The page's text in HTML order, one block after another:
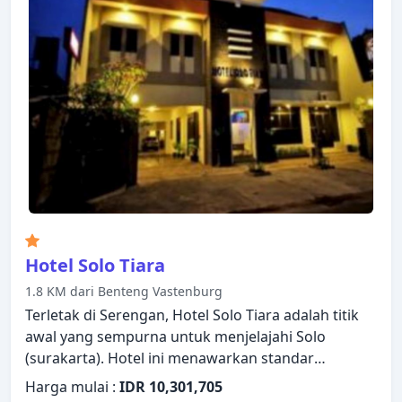
pilihan rekreasi. Apa pun alasan Anda mengunjungi
Solo (surakarta), The Margangsa Hotel akan
membuat Anda langsung merasa seperti di rumah.
Hotel Solo Tiara
1.8 KM dari Benteng Vastenburg
Terletak di Serengan, Hotel Solo Tiara adalah titik
awal yang sempurna untuk menjelajahi Solo
(surakarta). Hotel ini menawarkan standar
pelayanan dan fasilitas yang tinggi untuk
Harga mulai : IDR 10,301,705